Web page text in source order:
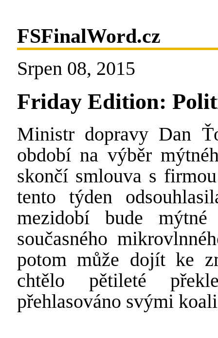
FSFinalWord.cz
Srpen 08, 2015
Friday Edition:
Ministr dopravy Dan
období na výběr
skončí smlouva s
tento týden
mezidobí bude
současného
potom může dojít ke
chtělo pětileté
přehlasováno svými